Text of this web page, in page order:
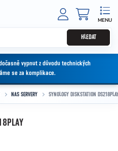
HLEDAT
vypnut z důvodu technických
se za komplikace.
NAS SERVERY SYNOLOGY DISKSTATION